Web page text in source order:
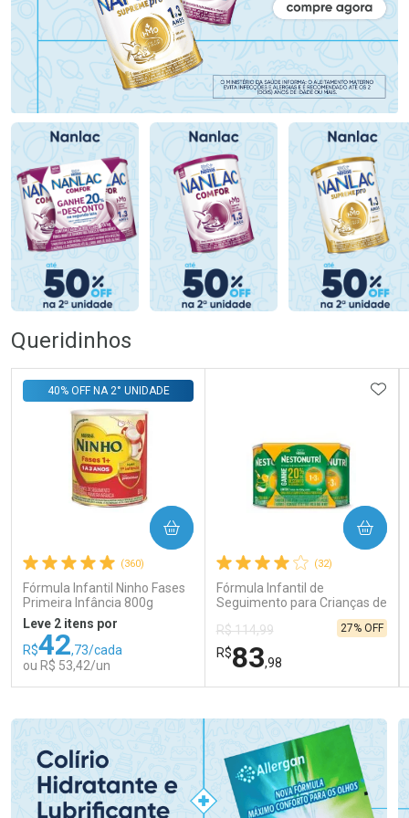
Queridinhos
(360)
Fórmula Infantil Ninho Fases
Primeira Infância 800g
40% OFF NA 2° UNIDADE
Leve 2 itens por
R$42,73/cada
ou R$ 53,42/un
COMPRAR
(32)
Fórmula Infantil de
Seguimento para Crianças de
Primeira Infância Nestonutri
2 Unidades de 800g cada
R$ 114,99
R$83,98
27% OFF
COMPRAR
Laboratório
Por Menos